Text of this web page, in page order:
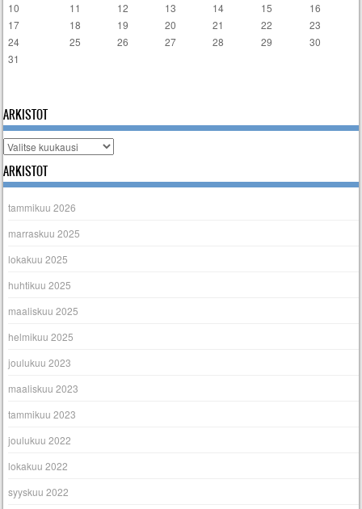
10
11 12 13 14 15
16
17
18 19 20 21 22
23
24
25 26 27 28 29
30
31
ARKISTOT
Arkistot
ARKISTOT
tammikuu 2026
marraskuu 2025
lokakuu 2025
huhtikuu 2025
maaliskuu 2025
helmikuu 2025
joulukuu 2023
maaliskuu 2023
tammikuu 2023
joulukuu 2022
lokakuu 2022
syyskuu 2022